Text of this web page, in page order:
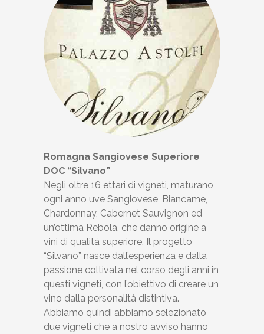
Romagna Sangiovese Superiore
DOC “Silvano”
Negli oltre 16 ettari di vigneti, maturano
ogni anno uve Sangiovese, Biancame,
Chardonnay, Cabernet Sauvignon ed
un’ottima Rebola, che danno origine a
vini di qualità superiore. Il progetto
“Silvano” nasce dall’esperienza e dalla
passione coltivata nel corso degli anni in
questi vigneti, con l’obiettivo di creare un
vino dalla personalità distintiva.
Abbiamo quindi abbiamo selezionato
due vigneti che a nostro avviso hanno